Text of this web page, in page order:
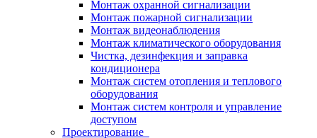
Монтаж охранной сигнализации
Монтаж пожарной сигнализации
Монтаж видеонаблюдения
Монтаж климатического оборудования
Чистка, дезинфекция и заправка
кондиционера
Монтаж систем отопления и теплового
оборудования
Монтаж систем контроля и управление
доступом
Проектирование